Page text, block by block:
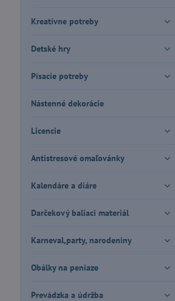
Kreatívne potreby
Detské hry
Písacie potreby
Nástenné dekorácie
Licencie
Antistresové omaľovánky
Kalendáre a diáre
Darčekový baliaci materiál
Karneval,party, narodeniny
Obálky na peniaze
Prevádzka a údržba